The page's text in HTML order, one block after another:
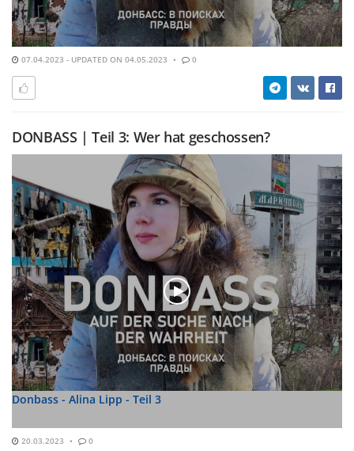
07.04.2023 - UPDATED ON 04.05.2023 0
DONBASS | Teil 3: Wer hat geschossen?
Donbass - Alina Lipp - Teil 3
20.03.2023 0